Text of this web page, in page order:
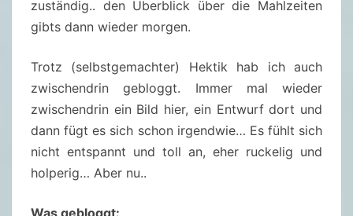
zuständig.. den Überblick über die Mahlzeiten
gibts dann wieder morgen.
Trotz (selbstgemachter) Hektik hab ich auch
zwischendrin gebloggt. Immer mal wieder
zwischendrin ein Bild hier, ein Entwurf dort und
dann fügt es sich schon irgendwie… Es fühlt sich
nicht entspannt und toll an, eher ruckelig und
holperig… Aber nu..